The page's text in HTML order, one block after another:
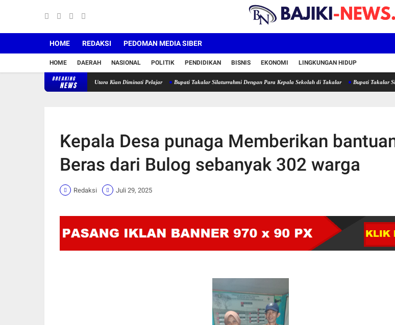
HOME REDAKSI PEDOMAN MEDIA SIBER
HOME DAERAH NASIONAL POLITIK PENDIDIKAN BISNIS EKONOMI LINGKUNGAN HIDUP
BREAKING
NEWS
SMK Negeri 4 Galesong Utara Kian Diminati Pelajar Bupati Takalar Silaturrahmi Dengan Para Kepala Sekolah di Takalar Bupati Takalar Silaturrahmi
Kepala Desa punaga Memberikan
Beras dari Bulog sebanyak 302 warga
Redaksi Juli 29, 2025